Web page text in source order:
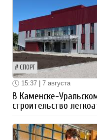
СПОРТ
15:37 | 7 августа
В Каменске-
строительство